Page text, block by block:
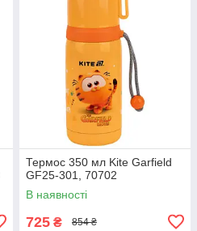
Термос 350 мл Kite Garfield
GF25-301, 70702
В наявності
725 ₴ 854 ₴